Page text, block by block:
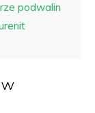
podwalin